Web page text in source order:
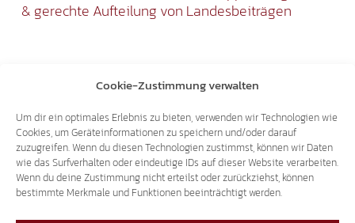
Cookie-Zustimmung verwalten
Um dir ein optimales Erlebnis zu bieten, verwenden wir Technologien wie
Cookies, um Geräteinformationen zu speichern und/oder darauf
zuzugreifen. Wenn du diesen Technologien zustimmst, können wir Daten
wie das Surfverhalten oder eindeutige IDs auf dieser Website verarbeiten.
Wenn du deine Zustimmung nicht erteilst oder zurückziehst, können
bestimmte Merkmale und Funktionen beeinträchtigt werden.